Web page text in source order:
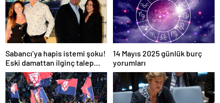
Sabancı’ya hapis istemi şoku!
Eski damattan ilginç talep
geldi
14 Mayıs 2025 günlük burç
yorumları